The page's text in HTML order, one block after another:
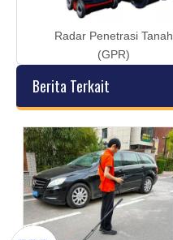
Radar Penetrasi Tanah
(GPR)
Berita Terkait